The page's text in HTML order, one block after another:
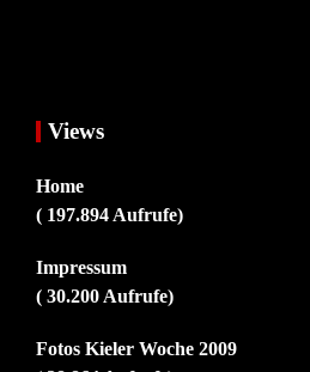
Views
Home
( 197.894 Aufrufe)
Impressum
( 30.200 Aufrufe)
Fotos Kieler Woche 2009